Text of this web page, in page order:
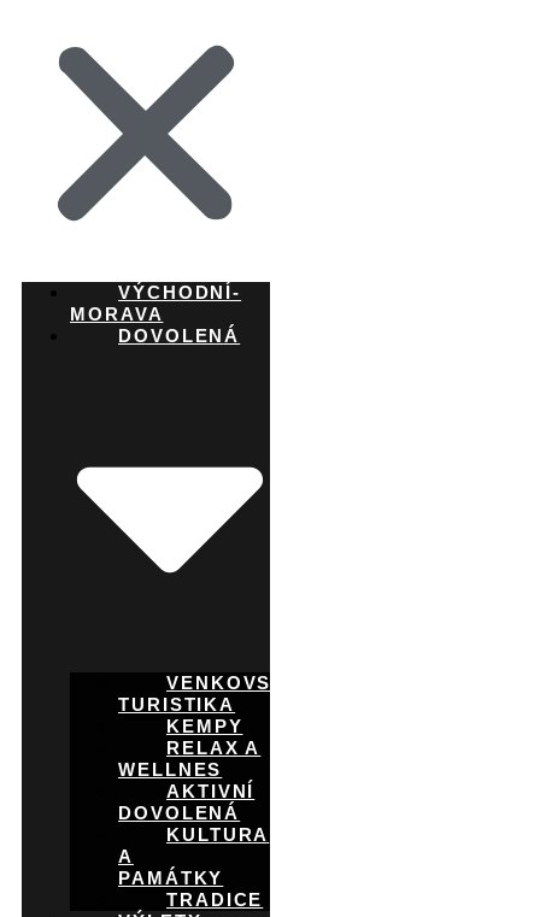
VÝCHODNÍ-
MORAVA
DOVOLENÁ
VENKOVSKÁ
TURISTIKA
KEMPY
RELAX A
WELLNES
AKTIVNÍ
DOVOLENÁ
KULTURA
A
PAMÁTKY
TRADICE